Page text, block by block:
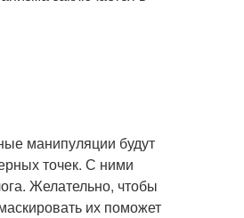
манипуляции будут
точек. С ними
Желательно, чтобы
их поможет